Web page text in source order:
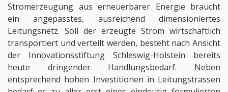
Stromerzeugung aus erneuerbarer Energie braucht
ein angepasstes, ausreichend dimensioniertes
Leitungsnetz. Soll der erzeugte Strom wirtschaftlich
transportiert und verteilt werden, besteht nach Ansicht
der Innovationsstiftung Schleswig-Holstein bereits
heute dringender Handlungsbedarf. Neben
entsprechend hohen Investitionen in Leitungstrassen